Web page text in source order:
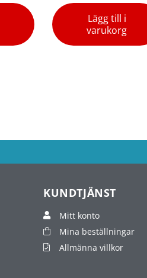
Lägg till i
varukorg
KUNDTJÄNST
Mitt konto
Mina beställningar
Allmänna villkor